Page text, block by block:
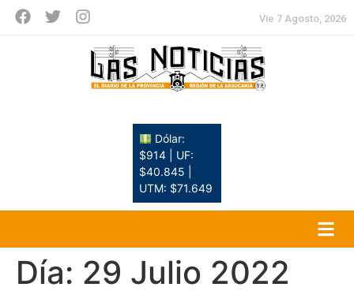
Vie 7 Agosto, 2026
Dólar:
$914 | UF:
$40.845 |
UTM: $71.649
Día: 29 Julio 2022